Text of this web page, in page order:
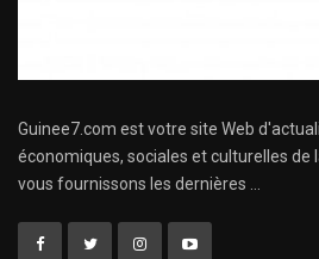
Guinee7.com est votre site Web
économiques, sociales et culturelles de
vous fournissons les dernières ...